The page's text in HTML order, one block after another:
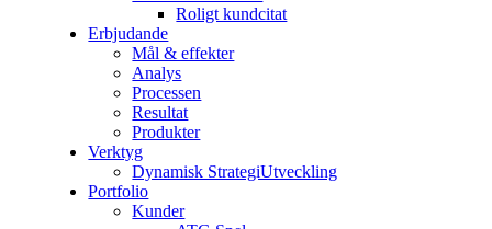
Roligt kundcitat
Erbjudande
Mål & effekter
Analys
Processen
Resultat
Produkter
Verktyg
Dynamisk StrategiUtveckling
Portfolio
Kunder